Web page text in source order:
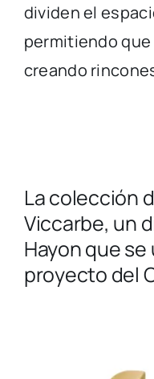
dividen el
permitiendo
creando
La colección
Viccarbe, un
Hayon que
proyecto del